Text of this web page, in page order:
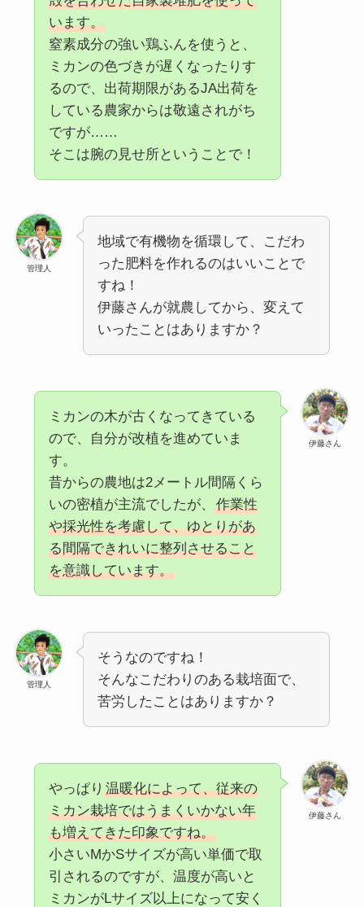
います。
窒素成分の強い鶏ふんを使うと、
ミカンの色づきが遅くなったりす
るので、出荷期限があるJA出荷を
している農家からは敬遠されがち
ですが……
そこは腕の見せ所ということで！
管理人
地域で有機物を循環して、こだわ
った肥料を作れるのはいいことで
すね！
伊藤さんが就農してから、変えて
いったことはありますか？
伊藤さん
ミカンの木が古くなってきている
ので、自分が改植を進めていま
す。
昔からの農地は2メートル間隔くら
いの密植が主流でしたが、
作業性
や採光性を考慮して、ゆとりがあ
る間隔できれいに整列させること
を意識しています。
管理人
そうなのですね！
そんなこだわりのある栽培面で、
苦労したことはありますか？
伊藤さん
やっぱり 温暖化によって、従来の
ミカン栽培ではうまくいかない年
も増えてきた印象ですね。
小さいMかSサイズが高い単価で取
引されるのですが、温度が高いと
ミカンがLサイズ以上になって安く